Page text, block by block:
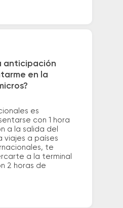
anticipación
en la
es
con 1 hora
a la salida del
viajes a países
te
a la terminal
2 horas de